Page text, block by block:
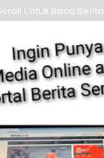
Untuk Baca Berita